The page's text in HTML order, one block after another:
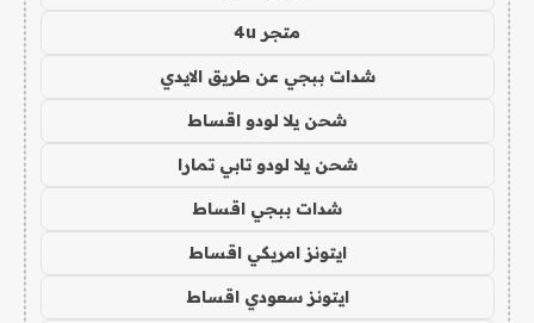
متجر 4u
شدات ببجي عن طريق الايدي
شحن يلا لودو اقساط
شحن يلا لودو تابي تمارا
شدات ببجي اقساط
ايتونز امريكي اقساط
ايتونز سعودي اقساط